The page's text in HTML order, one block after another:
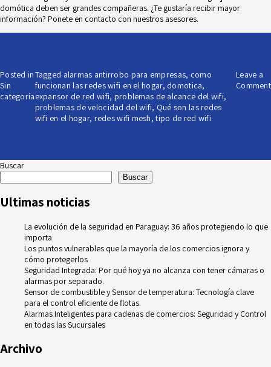
domótica deben ser grandes compañeras. ¿Te gustaría recibir mayor
información? Ponete en contacto con nuestros asesores.
Posted in
Sin
categoría
Tagged alarmas antirrobo para empresas, como
funcionan las redes wifi en el hogar, domotica,
expansor de red wifi, problemas de alcance del wifi,
problemas de velocidad del wifi, Qué son las redes
wifi en el hogar, redes wifi mesh,tipo de red wifi
Leave a
Comment
Buscar
Buscar
Ultimas noticias
La evolución de la seguridad en Paraguay: 36 años protegiendo lo que
importa
Los puntos vulnerables que la mayoría de los comercios ignora y
cómo protegerlos
Seguridad Integrada: Por qué hoy ya no alcanza con tener cámaras o
alarmas por separado.
Sensor de combustible y Sensor de temperatura: Tecnología clave
para el control eficiente de flotas.
Alarmas Inteligentes para cadenas de comercios: Seguridad y Control
en todas las Sucursales
Archivo